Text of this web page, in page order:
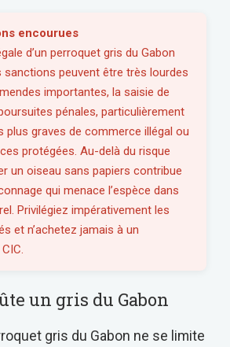
encourues
d’un perroquet gris du Gabon
sanctions peuvent être très lourdes
importantes, la saisie de
pénales, particulièrement
plus graves de commerce illégal ou
protégées. Au-delà du risque
un oiseau sans papiers contribue
qui menace l’espèce dans
Privilégiez impérativement les
et n’achetez jamais à un
un gris du Gabon
gris du Gabon ne se limite